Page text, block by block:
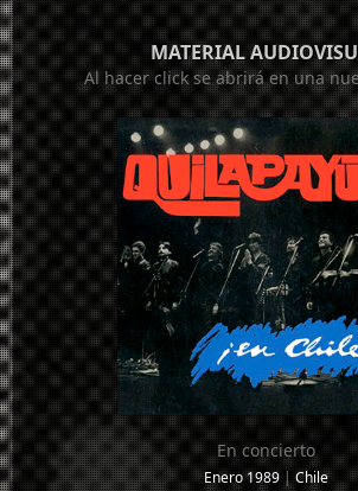
MATERIAL
Al hacer click se abrirá en una
En concierto
Enero 1989 | Chile